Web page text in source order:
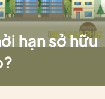
hạn sở hữu